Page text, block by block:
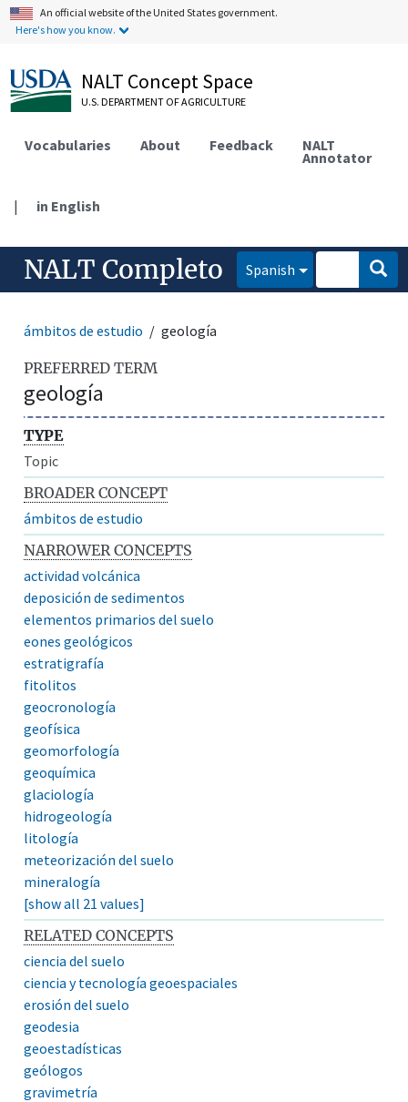
An official website of the United States government.
Here's how you know.
NALT Concept Space
U.S. DEPARTMENT OF AGRICULTURE
Vocabularies About Feedback NALT
Annotator
| in English
NALT Completo Spanish
ámbitos de estudio geología
PREFERRED TERM
geología
TYPE
Topic
BROADER CONCEPT
ámbitos de estudio
NARROWER CONCEPTS
actividad volcánica
deposición de sedimentos
elementos primarios del suelo
eones geológicos
estratigrafía
fitolitos
geocronología
geofísica
geomorfología
geoquímica
glaciología
hidrogeología
litología
meteorización del suelo
mineralogía
[show all 21 values]
RELATED CONCEPTS
ciencia del suelo
ciencia y tecnología geoespaciales
erosión del suelo
geodesia
geoestadísticas
geólogos
gravimetría